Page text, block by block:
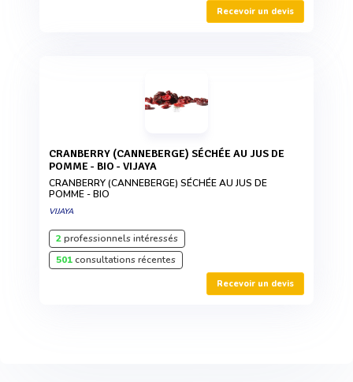
Recevoir un devis
CRANBERRY (CANNEBERGE) SÉCHÉE AU JUS DE
POMME - BIO - VIJAYA
CRANBERRY (CANNEBERGE) SÉCHÉE AU JUS DE
POMME - BIO
VIJAYA
2professionnels intéressés
501consultations récentes
Recevoir un devis